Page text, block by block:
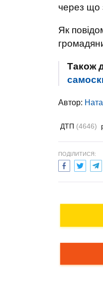
через що
Як
Також
Автор:
ДТП (4646)
ПОДІЛИТИСЯ: